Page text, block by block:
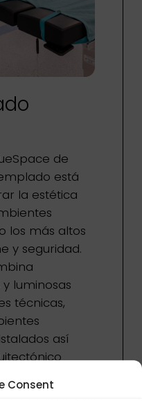
Consent
de
está
la estética
los más altos
y seguridad.
luminosas
técnicas,
así
con otros